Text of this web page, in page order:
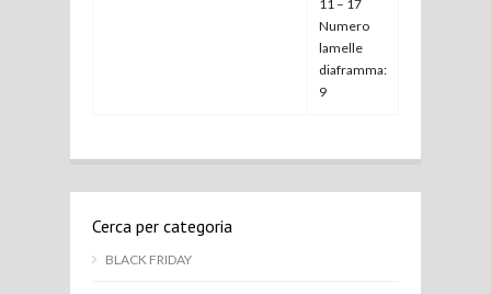
11 – 17
Numero
lamelle
diaframma:
9
Cerca per categoria
BLACK FRIDAY